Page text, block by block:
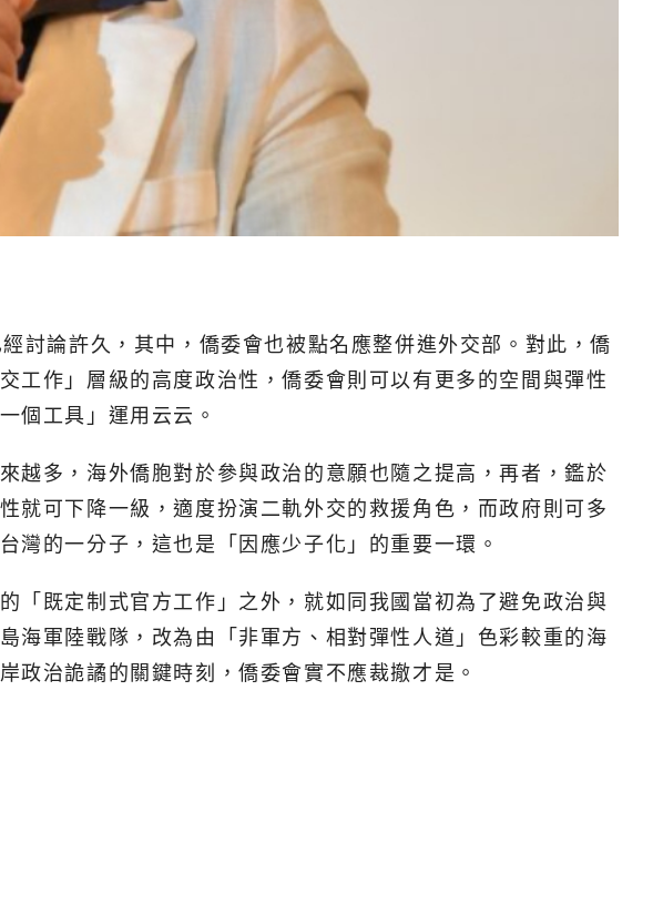
討論許久，其中，僑委會也被點名應整併進外交部。對此，僑
工作」層級的高度政治性，僑委會則可以有更多的空間與彈性
個工具」運用云云。
越多，海外僑胞對於參與政治的意願也隨之提高，再者，鑑於
就可下降一級，適度扮演二軌外交的救援角色，而政府則可多
灣的一分子，這也是「因應少子化」的重要一環。
「既定制式官方工作」之外，就如同我國當初為了避免政治與
海軍陸戰隊，改為由「非軍方、相對彈性人道」色彩較重的海
政治詭譎的關鍵時刻，僑委會實不應裁撤才是。